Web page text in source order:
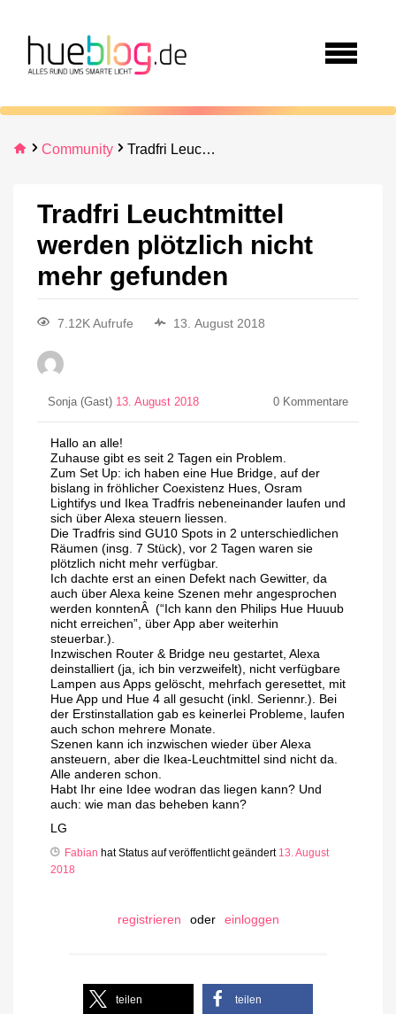
Community Tradfri Leuchtmittel werden plötzlich nicht mehr gefunden
Tradfri Leuchtmittel
werden plötzlich nicht
mehr gefunden
7.12K Aufrufe 13. August 2018
Sonja (Gast) 13. August 2018 0 Kommentare
Hallo an alle!
Zuhause gibt es seit 2 Tagen ein Problem.
Zum Set Up: ich haben eine Hue Bridge, auf der
bislang in fröhlicher Coexistenz Hues, Osram
Lightifys und Ikea Tradfris nebeneinander laufen und
sich über Alexa steuern liessen.
Die Tradfris sind GU10 Spots in 2 unterschiedlichen
Räumen (insg. 7 Stück), vor 2 Tagen waren sie
plötzlich nicht mehr verfügbar.
Ich dachte erst an einen Defekt nach Gewitter, da
auch über Alexa keine Szenen mehr angesprochen
werden konntenÂ (“Ich kann den Philips Hue Huuub
nicht erreichen”, über App aber weiterhin
steuerbar.).
Inzwischen Router & Bridge neu gestartet, Alexa
deinstalliert (ja, ich bin verzweifelt), nicht verfügbare
Lampen aus Apps gelöscht, mehrfach geresettet, mit
Hue App und Hue 4 all gesucht (inkl. Seriennr.). Bei
der Erstinstallation gab es keinerlei Probleme, laufen
auch schon mehrere Monate.
Szenen kann ich inzwischen wieder über Alexa
ansteuern, aber die Ikea-Leuchtmittel sind nicht da.
Alle anderen schon.
Habt Ihr eine Idee wodran das liegen kann? Und
auch: wie man das beheben kann?
LG
Fabian hat Status auf veröffentlicht geändert 13. August
2018
registrieren oder einloggen
teilen teilen